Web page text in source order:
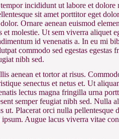
incididunt ut labore et dolore
sit amet porttitor eget
Ornare aenean euismod
molestie. Ut sem viverra aliquet
id venenatis a. In eu mi
commodo sed egestas egestas
nibh sed.
aenean et tortor at risus.
senectus et netus et. Ut
lectus magna fringilla urna
semper feugiat nibh sed. Nulla
ut. Placerat orci nulla pellentesque
Augue lacus viverra vitae